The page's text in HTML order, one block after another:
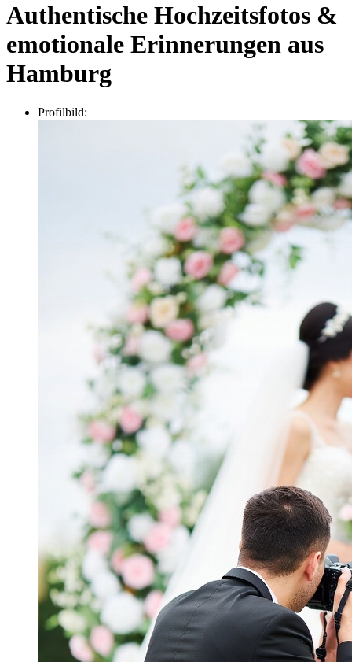
Authentische Hochzeitsfotos &
emotionale Erinnerungen aus
Hamburg
Profilbild: